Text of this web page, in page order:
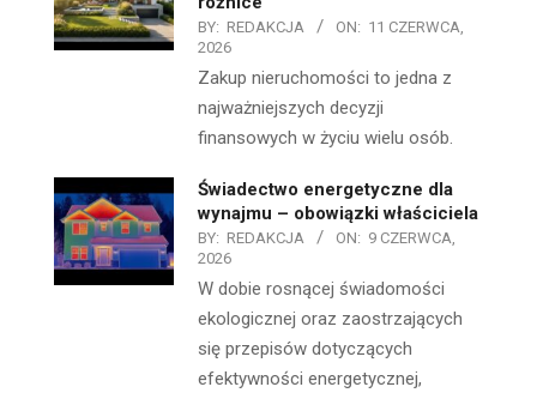
BY: REDAKCJA ON: 11 CZERWCA,
2026
Zakup nieruchomości to jedna z
najważniejszych decyzji
finansowych w życiu wielu osób.
Świadectwo energetyczne dla
wynajmu – obowiązki właściciela
BY: REDAKCJA ON: 9 CZERWCA,
2026
W dobie rosnącej świadomości
ekologicznej oraz zaostrzających
się przepisów dotyczących
efektywności energetycznej,